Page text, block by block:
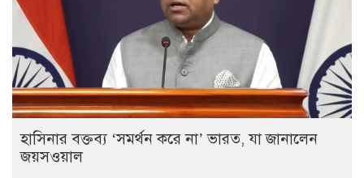
হাসিনার বক্তব্য ‘সমর্থন করে না’ ভারত, যা জানালেন
জয়সওয়াল